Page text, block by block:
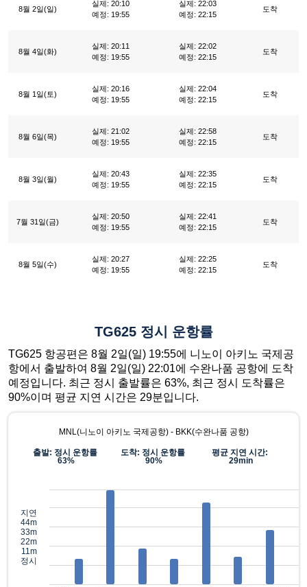
8월 2일(일)
실제: 20:10
예정: 19:55
실제: 22:03
예정: 22:15
도착
8월 4일(화)
실제: 20:11
예정: 19:55
실제: 22:02
예정: 22:15
도착
8월 1일(토)
실제: 20:16
예정: 19:55
실제: 22:04
예정: 22:15
도착
8월 6일(목)
실제: 21:02
예정: 19:55
실제: 22:58
예정: 22:15
도착
8월 3일(월)
실제: 20:43
예정: 19:55
실제: 22:35
예정: 22:15
도착
7월 31일(금)
실제: 20:50
예정: 19:55
실제: 22:41
예정: 22:15
도착
8월 5일(수)
실제: 20:27
예정: 19:55
실제: 22:25
예정: 22:15
도착
TG625 정시 운항률
TG625 항공편은 8월 2일(일) 19:55에 니노이 아키노 국제공
항에서 출발하여 8월 2일(일) 22:01에 수완나품 공항에 도착
예정입니다. 최근 정시 출발률은 63%, 최근 정시 도착률은
90%이며 평균 지연 시간은 29분입니다.
MNL(니노이 아키노 국제공항) - BKK(수완나품 공항)
출발: 정시 운항률
63%
도착: 정시 운항률
90%
평균 지연 시간:
29min
지연
44m
33m
22m
11m
정시